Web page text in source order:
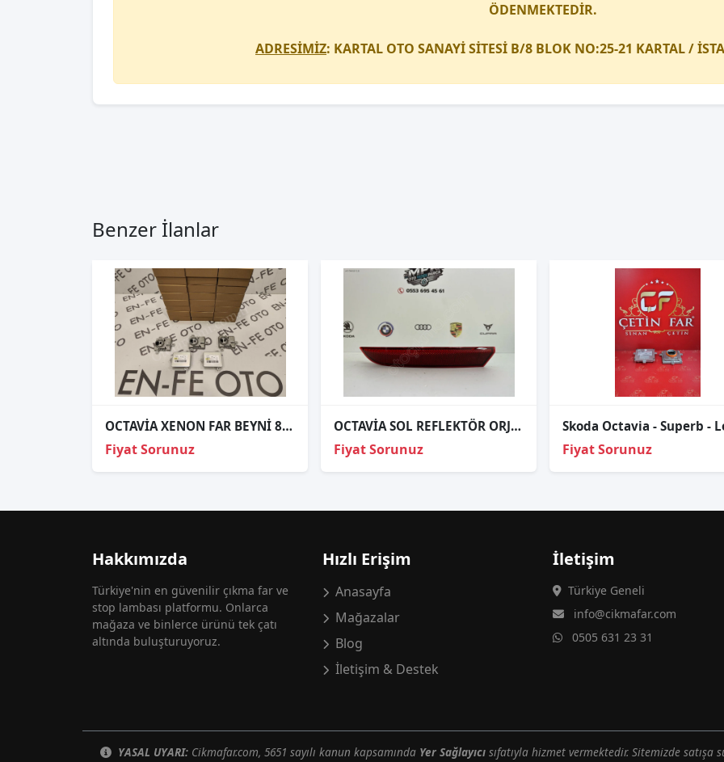
ÖDENMEKTEDİR.
ADRESİMİZ: KARTAL OTO SANAYİ SİTESİ B/8 BLOK NO:25-21 KARTAL /
Benzer İlanlar
OCTAVİA XENON FAR BEYNİ 8K0 941 597 C 8K0.941.597 C 8K0941597C
Fiyat Sorunuz
OCTAVİA SOL REFLEKTÖR ORJİNAL 5E7945105 (21-24)
Fiyat Sorunuz Fiyat Sorunuz
Hakkımızda
Türkiye'nin en güvenilir çıkma far ve
stop lambası platformu. Onlarca
mağaza ve binlerce ürünü tek çatı
altında buluşturuyoruz.
Hızlı Erişim
Anasayfa
Mağazalar
Blog
İletişim & Destek
İletişim
Türkiye Geneli
info@cikmafar.com
0505 631 23 31
YASAL UYARI: Cikmafar.com, 5651 sayılı kanun kapsamında Yer Sağlayıcı sıfatıyla hizmet vermektedir. Sitemizde